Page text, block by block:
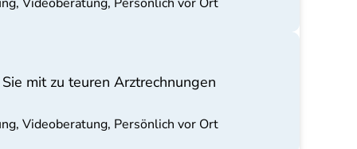
mit zu teuren Arztrechnungen
Videoberatung, Persönlich vor Ort